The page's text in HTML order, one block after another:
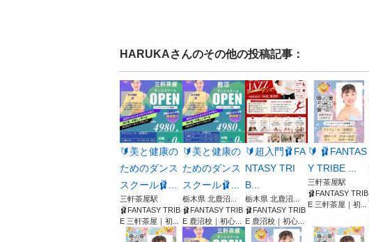
HARUKAさんのその他の投稿記事：
🔰美と健康の
ためのダンス
スクール🩰...
三軒茶屋駅
🩰FANTASY TRIB
E 三軒茶屋｜初...
🔰美と健康の
ためのダンス
スクール🩰...
栃木県 北鹿沼...
🩰FANTASY TRIB
E 鹿沼校｜初心...
🔰超入門🩰FA
NTASY TRI
B...
栃木県 北鹿沼...
🩰FANTASY TRIB
E 鹿沼校｜初心...
🔰 🩰FANTAS
Y TRIBE ...
三軒茶屋駅
🩰FANTASY TRIB
E 三軒茶屋｜初...